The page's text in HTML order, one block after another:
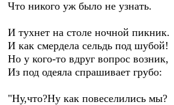
Что никого уж было не узнать.
И тухнет на столе ночной пикник.
И как смердела сельдь под шубой!
Но у кого-то вдруг вопрос возник,
Из под одеяла спрашивает грубо:
"Ну,что?Ну как повеселились мы?